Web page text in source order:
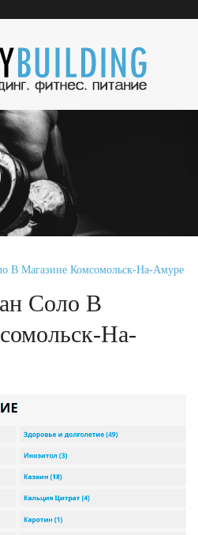
В Магазине Комсомольск-На-Амуре
Соло В
На-